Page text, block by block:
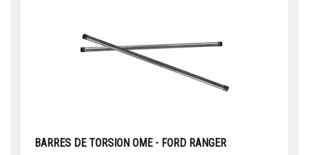
BARRES DE TORSION OME - FORD RANGER